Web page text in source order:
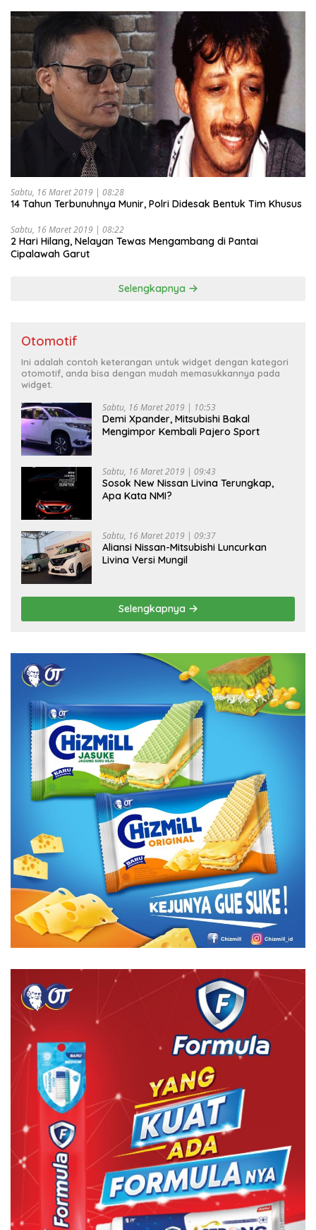
Sabtu, 16 Maret 2019 | 08:28
14 Tahun Terbunuhnya Munir, Polri Didesak Bentuk Tim Khusus
Sabtu, 16 Maret 2019 | 08:22
2 Hari Hilang, Nelayan Tewas Mengambang di Pantai
Cipalawah Garut
Selengkapnya
Otomotif
Ini adalah contoh keterangan untuk widget dengan kategori
otomotif, anda bisa dengan mudah memasukkannya pada
widget.
Sabtu, 16 Maret 2019 | 10:53
Demi Xpander, Mitsubishi Bakal
Mengimpor Kembali Pajero Sport
Sabtu, 16 Maret 2019 | 09:43
Sosok New Nissan Livina Terungkap,
Apa Kata NMI?
Sabtu, 16 Maret 2019 | 09:37
Aliansi Nissan-Mitsubishi Luncurkan
Livina Versi Mungil
Selengkapnya